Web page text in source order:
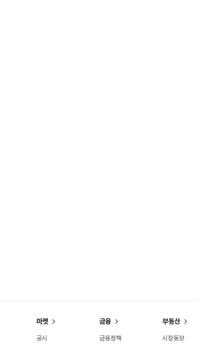
마켓
공시
금융
금융정책
부동산
시장동향